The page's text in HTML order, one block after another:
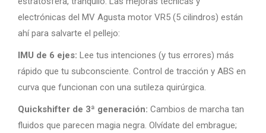
electrónicas del MV Agusta motor VR5 (5 cilindros) están
ahí para salvarte el pellejo:
IMU de 6 ejes: Lee tus intenciones (y tus errores) más
rápido que tu subconsciente. Control de tracción y ABS en
curva que funcionan con una sutileza quirúrgica.
Quickshifter de 3ª generación: Cambios de marcha tan
fluidos que parecen magia negra. Olvídate del embrague;